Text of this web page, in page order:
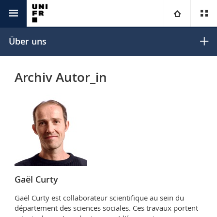
Universität
Forschung
Universität
Rechtswissenschaftliche Fak.
Wirtschafts- und Sozialwissenschaftliche Fak.
Fak. für Erziehungs- und Bildungswissenschaften
Studieninteressierte
Studierende
Forschende
Ressourcen
Personenverzeichnis
Bibliotheken
Über uns
Archiv Autor_in
Gaël Curty
Gaël Curty est collaborateur scientifique au sein du
département des sciences sociales. Ces travaux portent